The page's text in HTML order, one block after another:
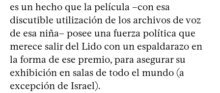
es un hecho que la película –con esa
discutible utilización de los archivos de voz
de esa niña– posee una fuerza política que
merece salir del Lido con un espaldarazo en
la forma de ese premio, para asegurar su
exhibición en salas de todo el mundo (a
excepción de Israel).